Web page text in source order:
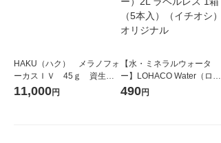
HAKU（ハク） メラノフォ
ーカスＩＶ 45ｇ 資生
堂 おまけ付き
11,000円
【水・ミネラルウォータ
ー】LOHACO Water（ロハ
コウォーター）2L ラベルレ
490円